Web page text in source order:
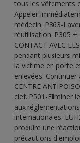
tous les vêtements
Appeler
médecin. P363-
réutilisation. P305 +
CONTACT AVEC
pendant plusieurs
la victime en porte
enlevées.
CENTRE
clef. P501-Eliminer
aux
internationales.
produire une
précautions d'emploi